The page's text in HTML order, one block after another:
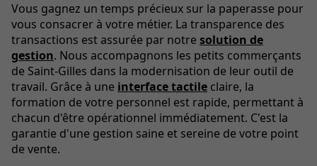
Vous gagnez un temps précieux sur la paperasse pour
vous consacrer à votre métier. La transparence des
transactions est assurée par notre solution de
gestion. Nous accompagnons les petits commerçants
de Saint-Gilles dans la modernisation de leur outil de
travail. Grâce à une interface tactile claire, la
formation de votre personnel est rapide, permettant à
chacun d'être opérationnel immédiatement. C'est la
garantie d'une gestion saine et sereine de votre point
de vente.